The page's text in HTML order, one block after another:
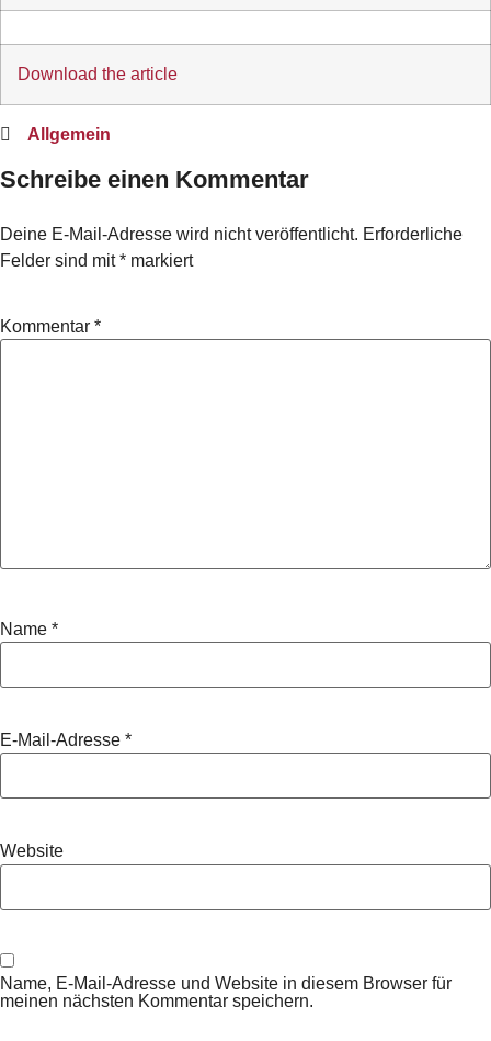
Download the article
Allgemein
Schreibe einen Kommentar
Deine E-Mail-Adresse wird nicht veröffentlicht. Erforderliche
Felder sind mit* markiert
Kommentar *
Name *
E-Mail-Adresse *
Website
Name, E-Mail-Adresse und Website in diesem Browser für
meinen nächsten Kommentar speichern.